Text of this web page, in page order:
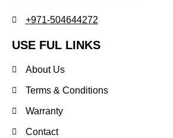
+971-504644272
USE FUL LINKS
About Us
Terms & Conditions
Warranty
Contact